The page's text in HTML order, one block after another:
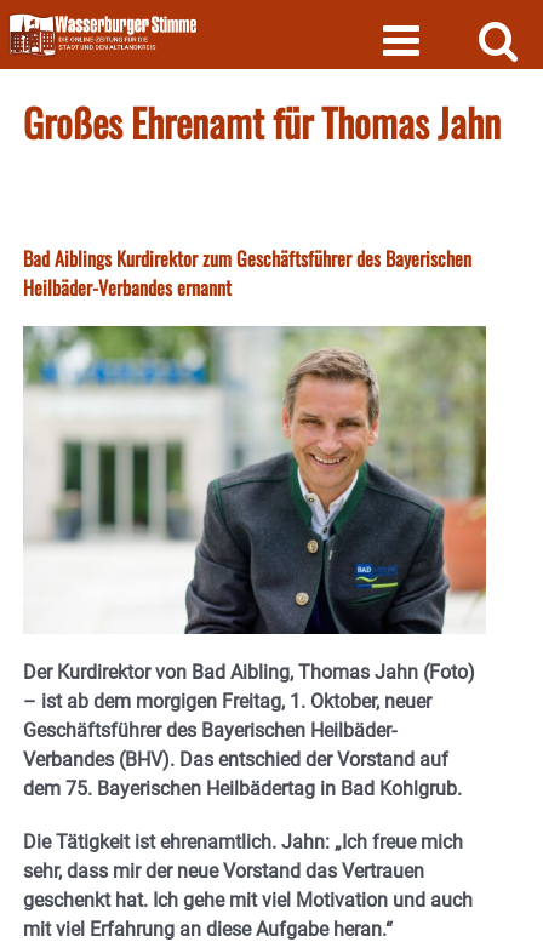
Skip
to
content
Großes Ehrenamt für Thomas Jahn
Bad Aiblings Kurdirektor zum Geschäftsführer des Bayerischen
Heilbäder-Verbandes ernannt
Der Kurdirektor von Bad Aibling, Thomas Jahn (Foto)
– ist ab dem morgigen Freitag, 1. Oktober, neuer
Geschäftsführer des Bayerischen Heilbäder-
Verbandes (BHV). Das entschied der Vorstand auf
dem 75. Bayerischen Heilbädertag in Bad Kohlgrub.
Die Tätigkeit ist ehrenamtlich. Jahn: „Ich freue mich
sehr, dass mir der neue Vorstand das Vertrauen
geschenkt hat. Ich gehe mit viel Motivation und auch
mit viel Erfahrung an diese Aufgabe heran.“